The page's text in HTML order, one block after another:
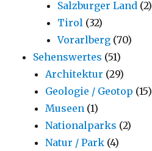
Salzburger Land (2)
Tirol (32)
Vorarlberg (70)
Sehenswertes (51)
Architektur (29)
Geologie / Geotop (15)
Museen (1)
Nationalparks (2)
Natur / Park (4)